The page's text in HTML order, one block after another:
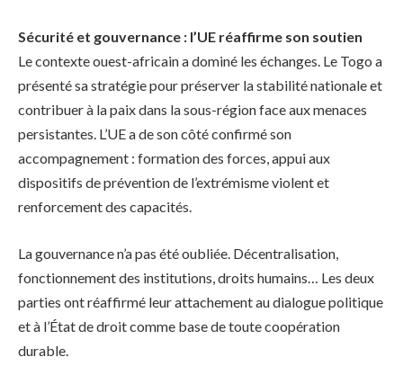
Sécurité et gouvernance : l’UE réaffirme son soutien
Le contexte ouest-africain a dominé les échanges. Le Togo a
présenté sa stratégie pour préserver la stabilité nationale et
contribuer à la paix dans la sous-région face aux menaces
persistantes. L’UE a de son côté confirmé son
accompagnement : formation des forces, appui aux
dispositifs de prévention de l’extrémisme violent et
renforcement des capacités.
La gouvernance n’a pas été oubliée. Décentralisation,
fonctionnement des institutions, droits humains… Les deux
parties ont réaffirmé leur attachement au dialogue politique
et à l’État de droit comme base de toute coopération
durable.